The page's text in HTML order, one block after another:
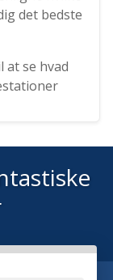
det bedste
at se hvad